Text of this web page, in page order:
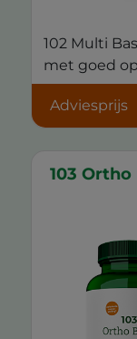
102 Multi
met goed
Adviesprijs
103 Ortho